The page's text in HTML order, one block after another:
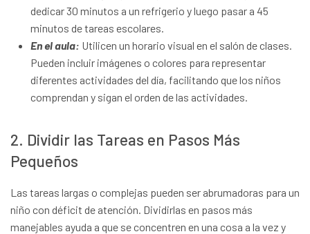
dedicar 30 minutos a un refrigerio y luego pasar a 45
minutos de tareas escolares.
En el aula: Utilicen un horario visual en el salón de clases.
Pueden incluir imágenes o colores para representar
diferentes actividades del día, facilitando que los niños
comprendan y sigan el orden de las actividades.
2. Dividir las Tareas en Pasos Más
Pequeños
Las tareas largas o complejas pueden ser abrumadoras para un
niño con déficit de atención. Dividirlas en pasos más
manejables ayuda a que se concentren en una cosa a la vez y